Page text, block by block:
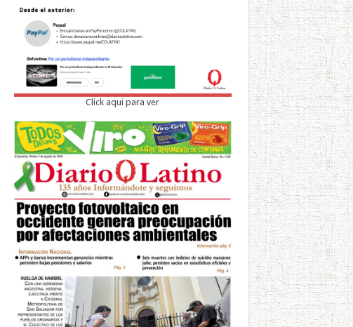
Click aqui para ver